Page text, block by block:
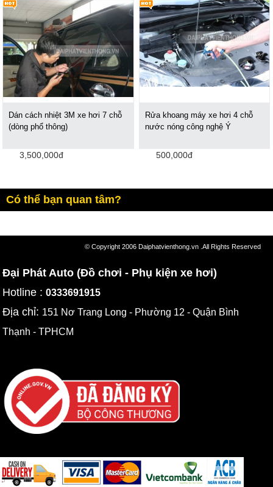
Dán cách nhiệt 3M xe hơi 7 chỗ
(dòng phổ thông)
3,500,000đ
Rửa khoang máy xe hơi 4 chỗ
nước nóng công nghệ Ý
500,000đ
Có thể bạn quan tâm?
© Copyright 2006 Daiphatvienthong.vn .All Rights Reserved
Đại Phát Auto (Đồ chơi - Phụ kiện xe hơi)
Hotline :0333691915
Địa chỉ: 151 Nơ Trang Long - Phường 12 - Quận Bình
Thạnh - TPHCM